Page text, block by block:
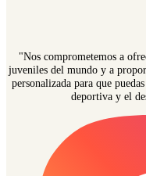
"Nos comprometemos a
juveniles del mundo y a
personalizada para que
deportiva y el